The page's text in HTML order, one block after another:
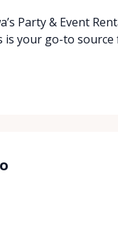
Party & Event
is your go-to